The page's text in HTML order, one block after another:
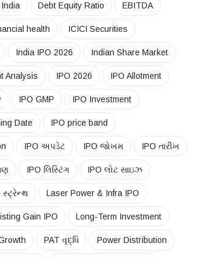
Debt Equity Ratio EBITDA
health ICICI Securities
India IPO 2026 Indian Share Market
Analysis IPO 2026 IPO Allotment
IPO GMP IPO Investment
Date IPO price band
IPO અપડેટ IPO જોખમ IPO તારીખ
IPO લિસ્ટિંગ IPO લોટ સાઇઝ
સ્ટ્રેન્થ Laser Power & Infra IPO
Gain IPO Long-Term Investment
PAT વૃદ્ધિ Power Distribution